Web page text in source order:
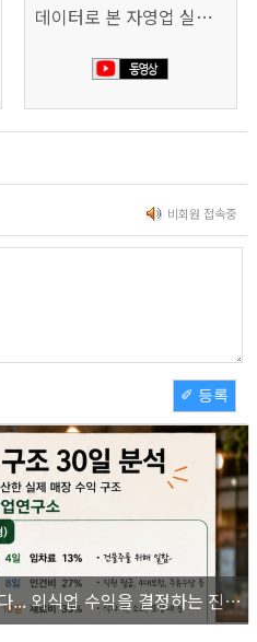
데이터로 본 자영업 실태 - 매출 '뚝', 장수 업소도 '휘청'
비회원 접속중
✐ 등록
재료비가 아니라 구조가 문제다... 외식업 수익을 결정하는 진짜 숫자의 비밀